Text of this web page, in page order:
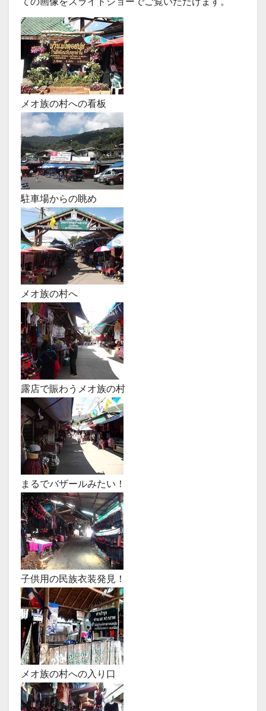
メオ族の村への看板
駐車場からの眺め
メオ族の村へ
露店で賑わうメオ族の村
まるでバザールみたい！
子供用の民族衣装発見！
メオ族の村への入り口